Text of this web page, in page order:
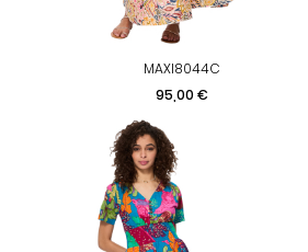
MAXI8044C
Prix
95,00 €